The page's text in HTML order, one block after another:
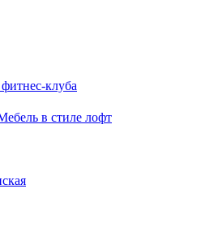
клуба
в стиле лофт